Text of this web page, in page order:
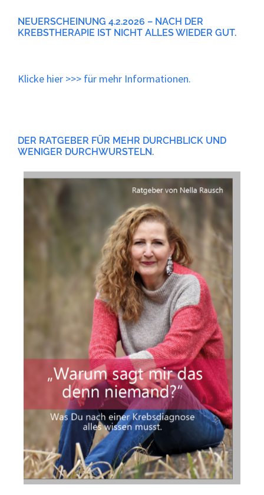
NEUERSCHEINUNG 4.2.2026 – NACH DER
KREBSTHERAPIE IST NICHT ALLES WIEDER GUT.
Klicke hier >>> für mehr Informationen.
DER RATGEBER FÜR MEHR DURCHBLICK UND
WENIGER DURCHWURSTELN.